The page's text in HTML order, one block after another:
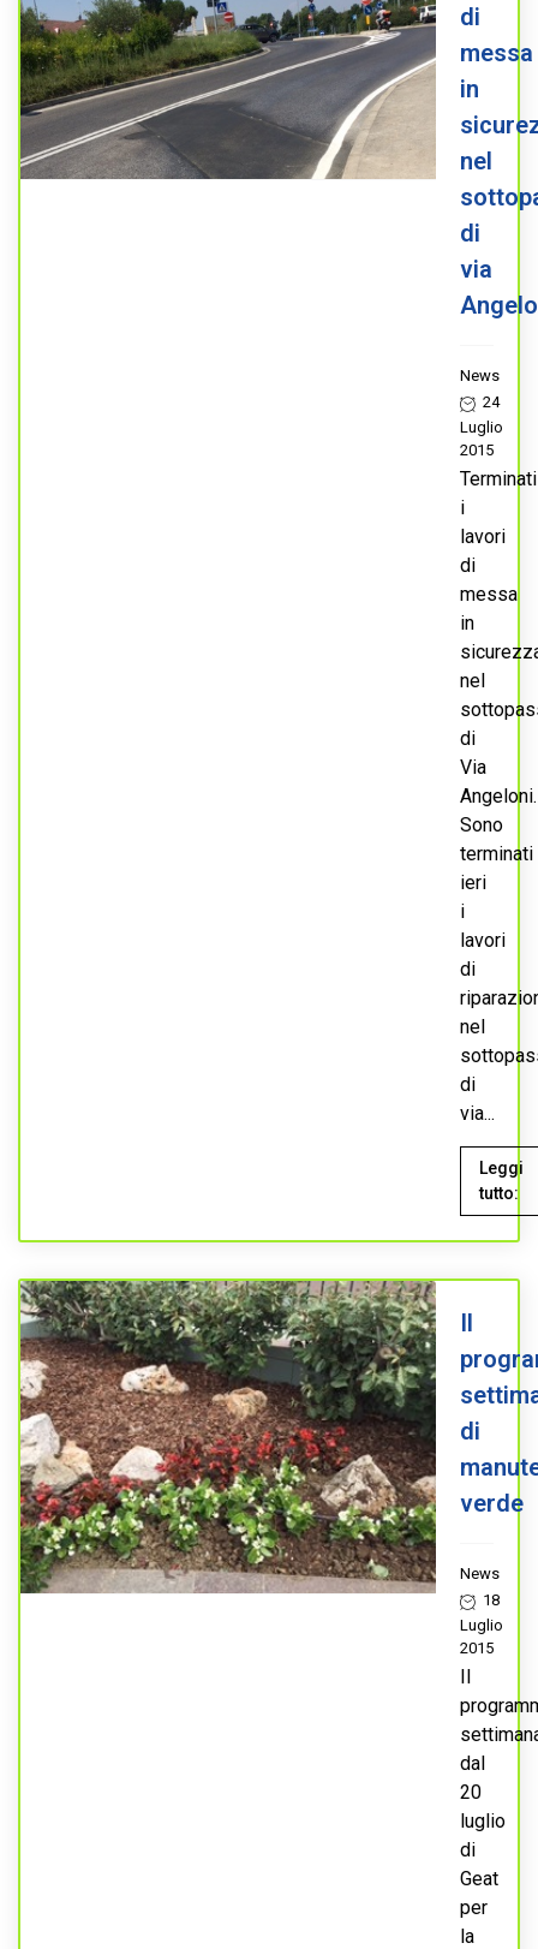
di
messa
in
nel
di
via
News
24
Luglio
2015
Terminati
i
lavori
di
messa
in
nel
di
Via
Angeloni.
Sono
terminati
ieri
i
lavori
di
nel
di
via...
Leggi
tutto:
Il
di
verde
News
18
Luglio
2015
Il
dal
20
luglio
di
Geat
per
la